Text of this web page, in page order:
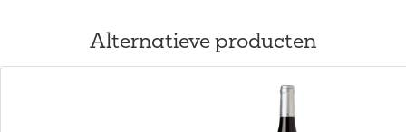
Alternatieve producten